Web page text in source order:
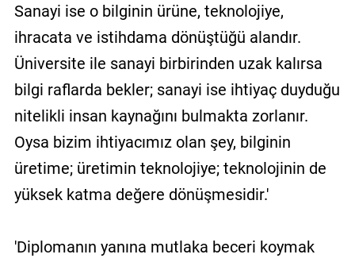
Sanayi ise o bilginin ürüne, teknolojiye,
ihracata ve istihdama dönüştüğü alandır.
Üniversite ile sanayi birbirinden uzak kalırsa
bilgi raflarda bekler; sanayi ise ihtiyaç duyduğu
nitelikli insan kaynağını bulmakta zorlanır.
Oysa bizim ihtiyacımız olan şey, bilginin
üretime; üretimin teknolojiye; teknolojinin de
yüksek katma değere dönüşmesidir.'
'Diplomanın yanına mutlaka beceri koymak